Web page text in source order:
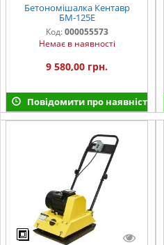
Бетономішалка Кентавр
БМ-125Е
Код: 000055573
Немає в наявності
9 580,00 грн.
Повідомити про наявність